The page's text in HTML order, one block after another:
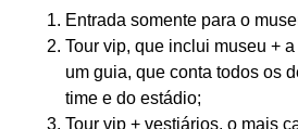
Entrada somente para o
Tour vip, que inclui museu +
um guia, que conta todos os
time e do estádio;
Tour vip + vestiários, o mais